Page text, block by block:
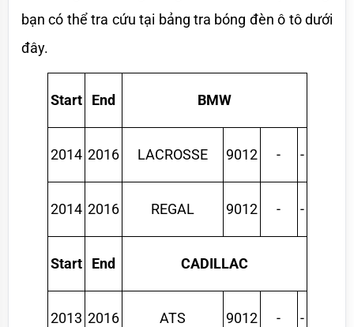
bạn có thể tra cứu tại bảng tra bóng đèn ô tô dưới
đây.
Start End BMW
2014 2016 LACROSSE 9012 - -
2014 2016 REGAL 9012 - -
Start End CADILLAC
2013 2016 ATS 9012 - -